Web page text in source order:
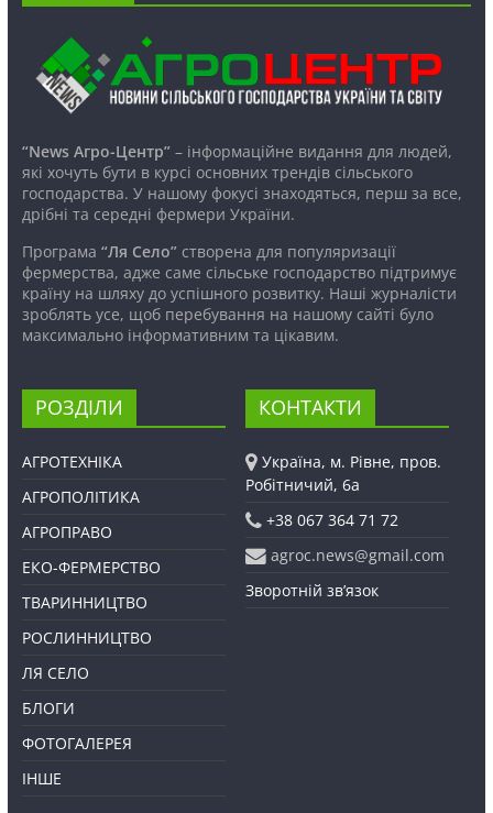
“News Агро-Центр”– інформаційне видання для людей,
які хочуть бути в курсі основних трендів сільського
господарства. У нашому фокусі знаходяться, перш за все,
дрібні та середні фермери України.
Програма “Ля Село”створена для популяризації
фермерства, адже саме сільське господарство підтримує
країну на шляху до успішного розвитку. Наші журналісти
зроблять усе, щоб перебування на нашому сайті було
максимально інформативним та цікавим.
РОЗДІЛИ
АГРОТЕХНІКА
АГРОПОЛІТИКА
АГРОПРАВО
ЕКО-ФЕРМЕРСТВО
ТВАРИННИЦТВО
РОСЛИННИЦТВО
ЛЯ СЕЛО
БЛОГИ
ФОТОГАЛЕРЕЯ
ІНШЕ
КОНТАКТИ
Україна, м. Рівне, пров.
Робітничий, 6а
+38 067 364 71 72
agroc.news@gmail.com
Зворотній зв’язок